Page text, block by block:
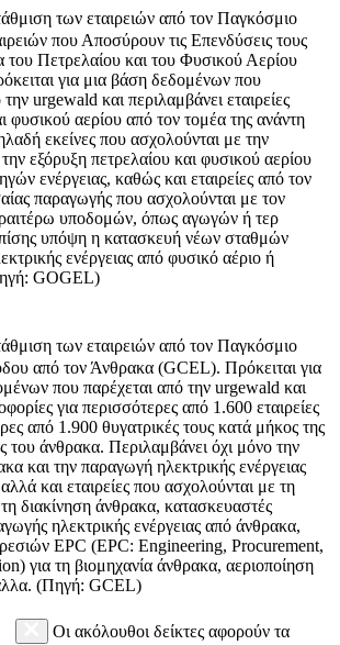
των εταιρειών από τον Παγκόσμιο
που Αποσύρουν τις Επενδύσεις τους
του Πετρελαίου και του Φυσικού Αερίου
για μια βάση δεδομένων που
urgewald και περιλαμβάνει εταιρείες
φυσικού αερίου από τον τομέα της ανάντη
εκείνες που ασχολούνται με την
εξόρυξη πετρελαίου και φυσικού αερίου
ενέργειας, καθώς και εταιρείες από τον
παραγωγής που ασχολούνται με τον
υποδομών, όπως αγωγών ή τερ
υπόψη η κατασκευή νέων σταθμών
ενέργειας από φυσικό αέριο ή
GOGEL)
των εταιρειών από τον Παγκόσμιο
από τον Άνθρακα (GCEL). Πρόκειται για
που παρέχεται από την urgewald και
για περισσότερες από 1.600 εταιρείες
από 1.900 θυγατρικές τους κατά μήκος της
του άνθρακα. Περιλαμβάνει όχι μόνο την
και την παραγωγή ηλεκτρικής ενέργειας
και εταιρείες που ασχολούνται με τη
διακίνηση άνθρακα, κατασκευαστές
ηλεκτρικής ενέργειας από άνθρακα,
EPC (EPC: Engineering, Procurement,
για τη βιομηχανία άνθρακα, αεριοποίηση
(Πηγή: GCEL)
Οι ακόλουθοι δείκτες αφορούν τα